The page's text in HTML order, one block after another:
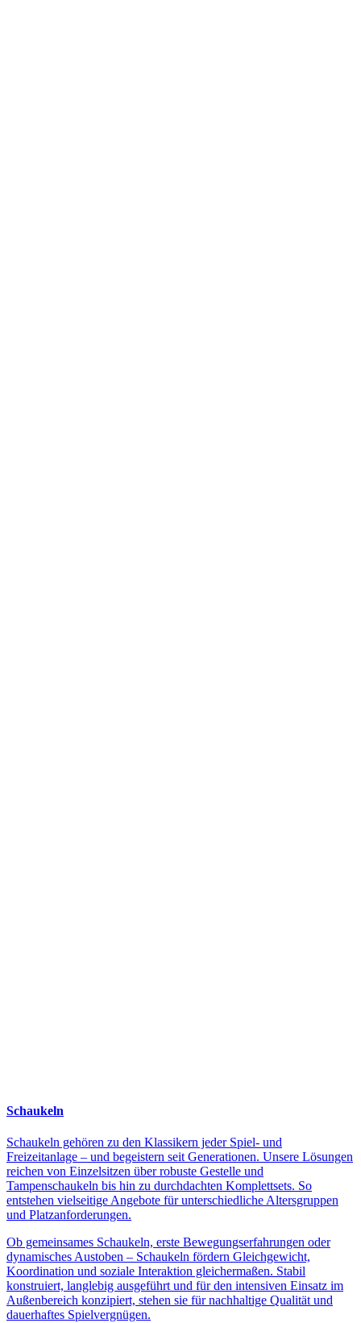
Schaukeln
Schaukeln gehören zu den Klassikern jeder Spiel- und
Freizeitanlage – und begeistern seit Generationen. Unsere Lösungen
reichen von Einzelsitzen über robuste Gestelle und
Tampenschaukeln bis hin zu durchdachten Komplettsets. So
entstehen vielseitige Angebote für unterschiedliche Altersgruppen
und Platzanforderungen.
Ob gemeinsames Schaukeln, erste Bewegungserfahrungen oder
dynamisches Austoben – Schaukeln fördern Gleichgewicht,
Koordination und soziale Interaktion gleichermaßen. Stabil
konstruiert, langlebig ausgeführt und für den intensiven Einsatz im
Außenbereich konzipiert, stehen sie für nachhaltige Qualität und
dauerhaftes Spielvergnügen.